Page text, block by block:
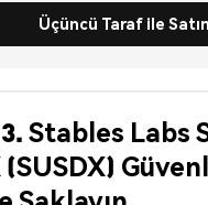
Üçüncü Taraf ile
Stables Labs
(SUSDX)